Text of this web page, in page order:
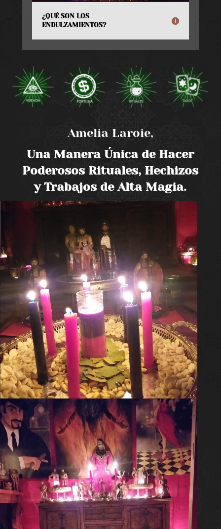
¿QUÉ SON LOS
ENDULZAMIENTOS?
Amelia Laroie,
Una Manera Única de Hacer
Poderosos Rituales, Hechizos
y Trabajos de Alta Magia.